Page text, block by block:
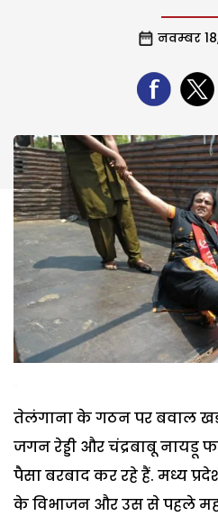
नवम्बर
तेलंगाना के गठन पर बवाल
जगन रेड्डी और चंद्रबाबू नायडू
पैसा बरबाद कर रहे हैं. मध्य
के विभाजन और उस से पहले